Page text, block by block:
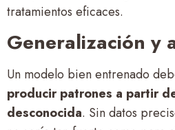
tratamientos eficaces.
Generalización y
Un modelo bien entrenado
producir patrones a partir
desconocida. Sin datos